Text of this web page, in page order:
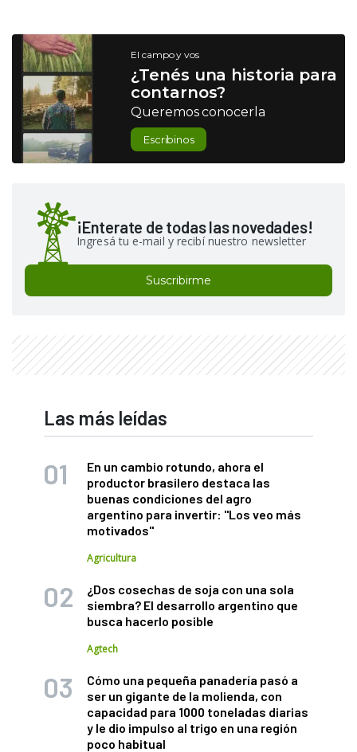
El campo y vos
¿Tenés una historia para
contarnos?
Queremos conocerla
Escribinos
¡Enterate de todas las novedades!
Ingresá tu e-mail y recibí nuestro newsletter
Suscribirme
Las más leídas
En un cambio rotundo, ahora el
productor brasilero destaca las
buenas condiciones del agro
argentino para invertir: "Los veo más
motivados"
Agricultura
¿Dos cosechas de soja con una sola
siembra? El desarrollo argentino que
busca hacerlo posible
Agtech
Cómo una pequeña panadería pasó a
ser un gigante de la molienda, con
capacidad para 1000 toneladas diarias
y le dio impulso al trigo en una región
poco habitual